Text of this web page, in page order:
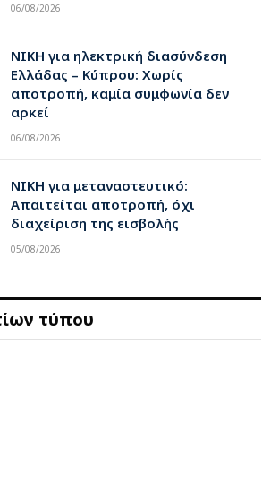
06/08/2026
ΝΙΚΗ για ηλεκτρική διασύνδεση
Ελλάδας – Κύπρου: Χωρίς
αποτροπή, καμία συμφωνία δεν
αρκεί
06/08/2026
ΝΙΚΗ για μεταναστευτικό:
Απαιτείται αποτροπή, όχι
διαχείριση της εισβολής
05/08/2026
τύπου